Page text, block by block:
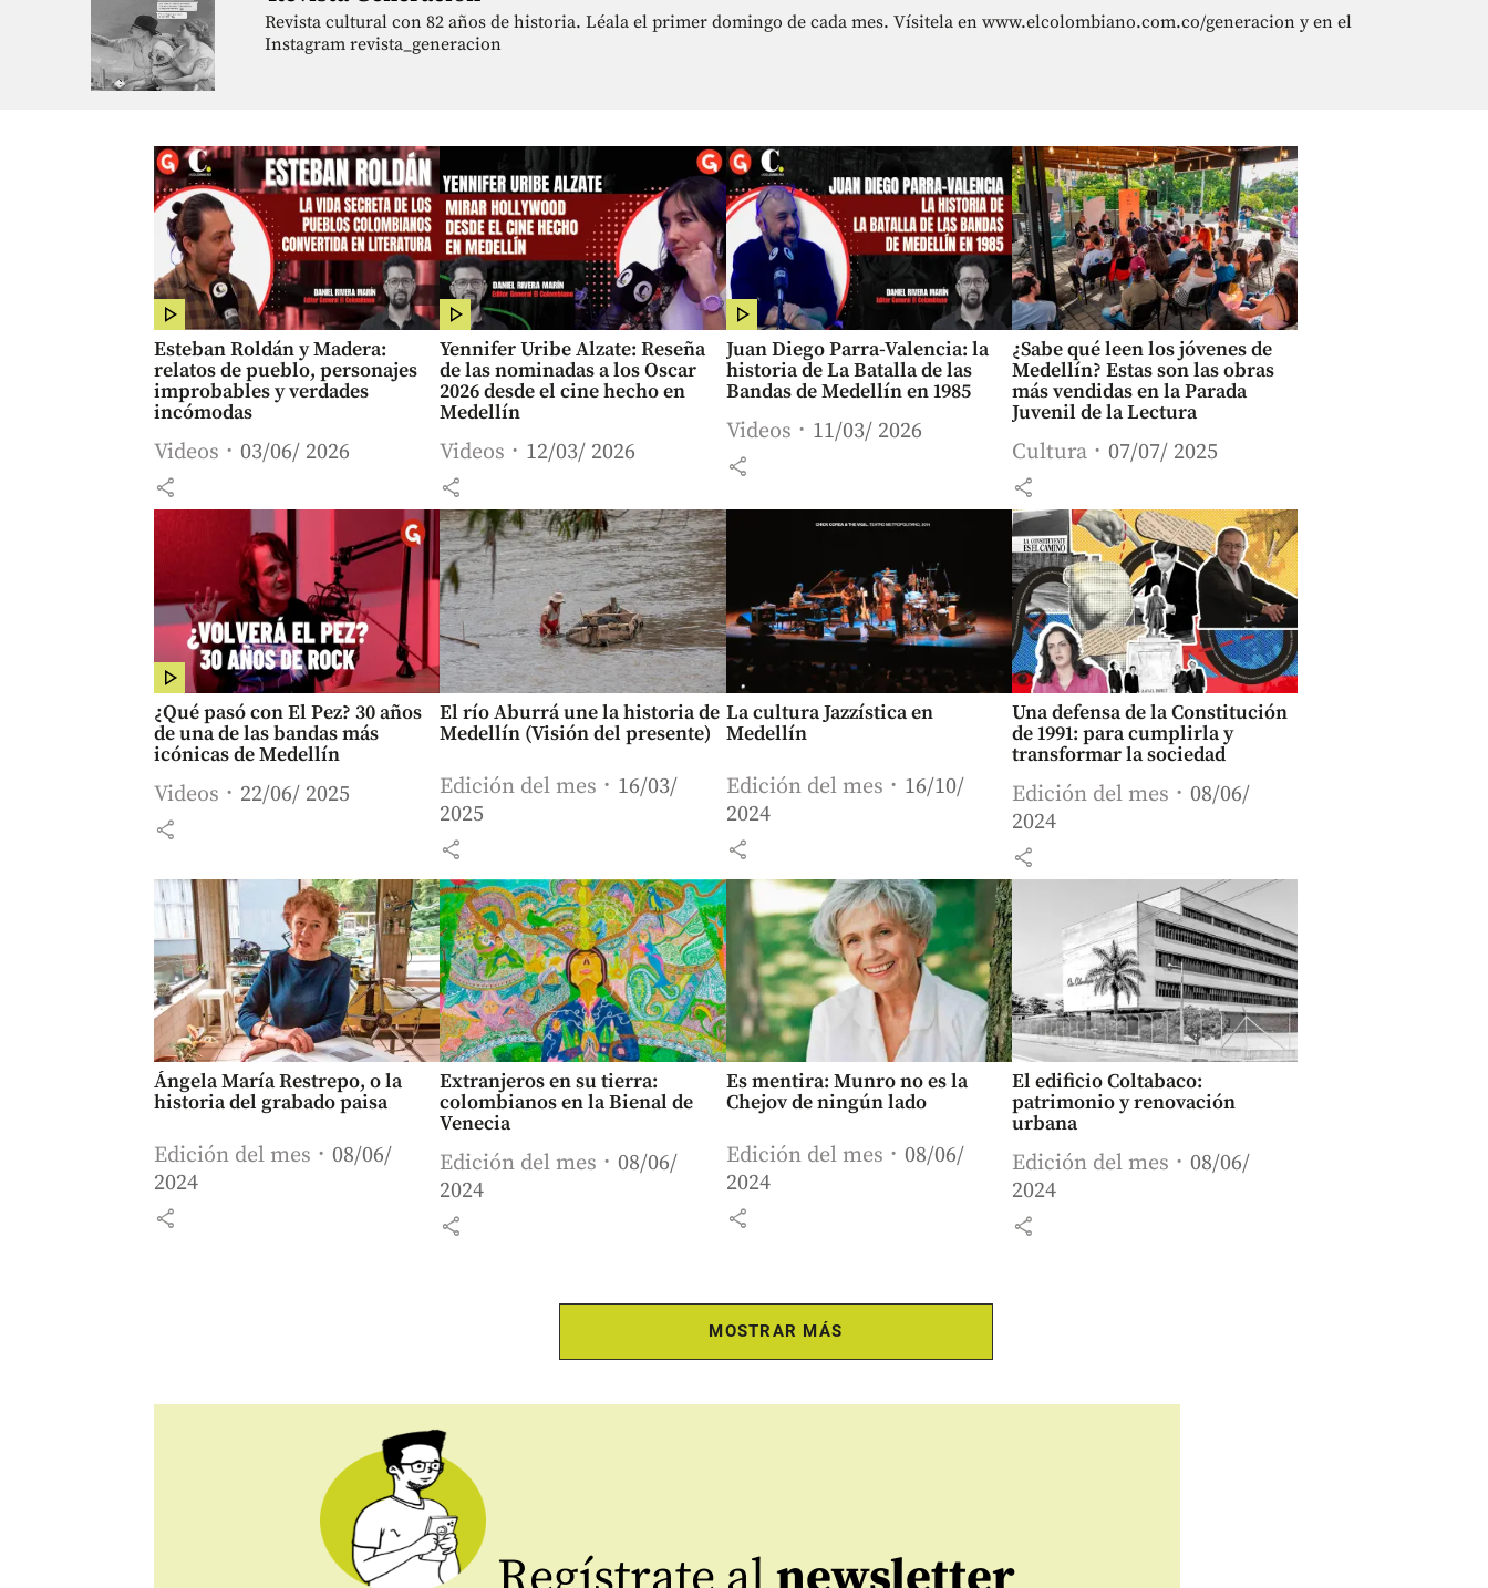
Revista cultural con 82 años de historia. Léala el primer domingo de cada mes. Vísitela en www.elcolombiano.com.co/generacion y en el
Instagram revista_generacion
Esteban Roldán y Madera:
relatos de pueblo, personajes
improbables y verdades
incómodas
Videos 03/06/ 2026
share
Yennifer Uribe Alzate: Reseña
de las nominadas a los Oscar
2026 desde el cine hecho en
Medellín
Videos 12/03/ 2026
share
Juan Diego Parra-Valencia: la
historia de La Batalla de las
Bandas de Medellín en 1985
Videos 11/03/ 2026
share
¿Sabe qué leen los jóvenes de
Medellín? Estas son las obras
más vendidas en la Parada
Juvenil de la Lectura
Cultura 07/07/ 2025
share
¿Qué pasó con El Pez? 30 años
de una de las bandas más
icónicas de Medellín
Videos 22/06/ 2025
share
El río Aburrá une la historia de
Medellín (Visión del presente)
Edición del mes
16/03/
2025
share
La cultura Jazzística en
Medellín
Edición del mes
16/10/
2024
share
Una defensa de la Constitución
de 1991: para cumplirla y
transformar la sociedad
Edición del mes
08/06/
2024
share
Ángela María Restrepo, o la
historia del grabado paisa
Edición del mes
08/06/
2024
share
Extranjeros en su tierra:
colombianos en la Bienal de
Venecia
Edición del mes
08/06/
2024
share
Es mentira: Munro no es la
Chejov de ningún lado
Edición del mes
08/06/
2024
share
El edificio Coltabaco:
patrimonio y renovación
urbana
Edición del mes
08/06/
2024
share
MOSTRAR MÁS